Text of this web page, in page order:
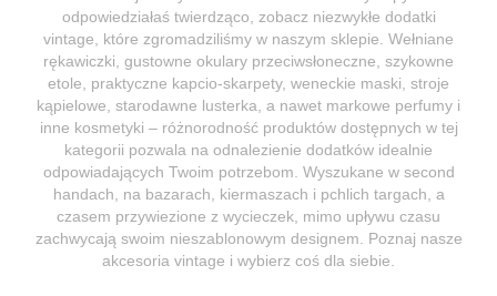
odpowiedziałaś twierdząco, zobacz niezwykłe dodatki
vintage, które zgromadziliśmy w naszym sklepie. Wełniane
rękawiczki, gustowne okulary przeciwsłoneczne, szykowne
etole, praktyczne kapcio-skarpety, weneckie maski, stroje
kąpielowe, starodawne lusterka, a nawet markowe perfumy i
inne kosmetyki – różnorodność produktów dostępnych w tej
kategorii pozwala na odnalezienie dodatków idealnie
odpowiadających Twoim potrzebom. Wyszukane w second
handach, na bazarach, kiermaszach i pchlich targach, a
czasem przywiezione z wycieczek, mimo upływu czasu
zachwycają swoim nieszablonowym designem. Poznaj nasze
akcesoria vintage i wybierz coś dla siebie.